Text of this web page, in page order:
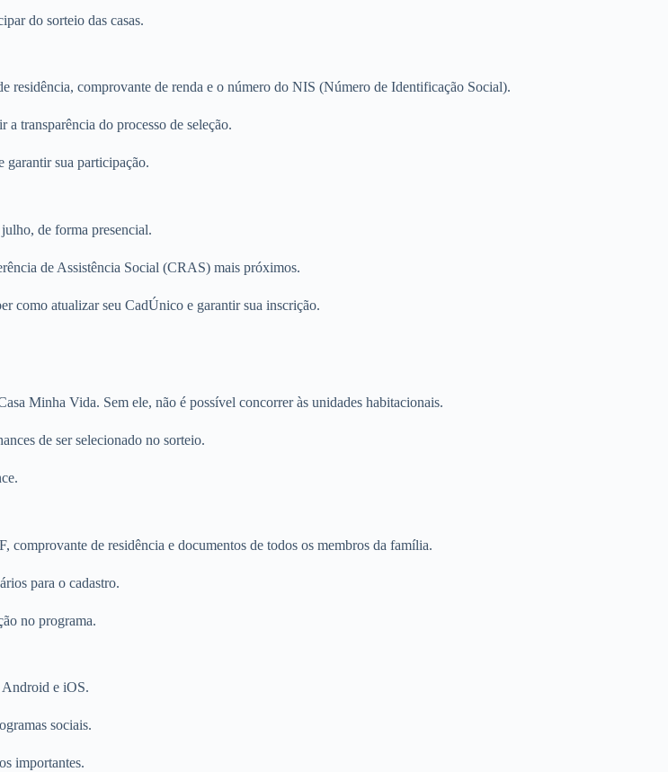
do sorteio das casas.
residência, comprovante de renda e o número do NIS (Número de Identificação Social).
transparência do processo de seleção.
garantir sua participação.
de forma presencial.
de Assistência Social (CRAS) mais próximos.
como atualizar seu CadÚnico e garantir sua inscrição.
Minha Vida. Sem ele, não é possível concorrer às unidades habitacionais.
de ser selecionado no sorteio.
de residência e documentos de todos os membros da família.
para o cadastro.
no programa.
e iOS.
sociais.
importantes.